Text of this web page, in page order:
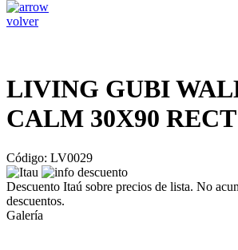
volver
LIVING GUBI
CALM 30X90 RECT
Código: LV0029
Descuento Itaú sobre precios de lista. No
descuentos.
Galería